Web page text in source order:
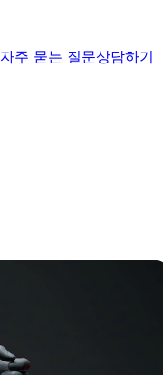
자주 묻는 질문상담하기